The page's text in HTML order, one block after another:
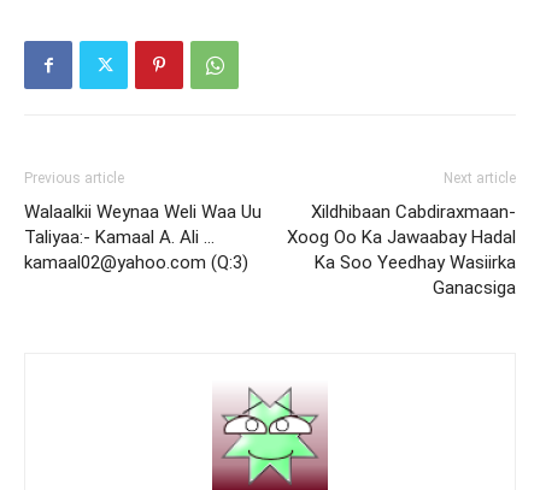
Previous article
Walaalkii Weynaa Weli Waa Uu
Taliyaa:- Kamaal A. Ali …
kamaal02@yahoo.com (Q:3)
Next article
Xildhibaan Cabdiraxmaan-
Xoog Oo Ka Jawaabay Hadal
Ka Soo Yeedhay Wasiirka
Ganacsiga